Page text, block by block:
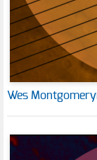
Wes